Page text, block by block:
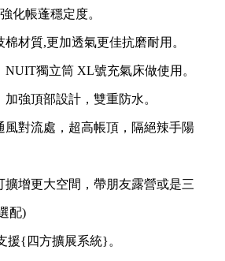
化帳蓬穩定度。
材質,更加透氣更佳抗磨耐用。
獨立筒 XL號充氣床做使用。
強頂部設計，雙重防水。
對流處，超高帳頂，隔絕辣手陽
增更大空間，帶朋友露營或是三
配)
援{四方擴展系統}。